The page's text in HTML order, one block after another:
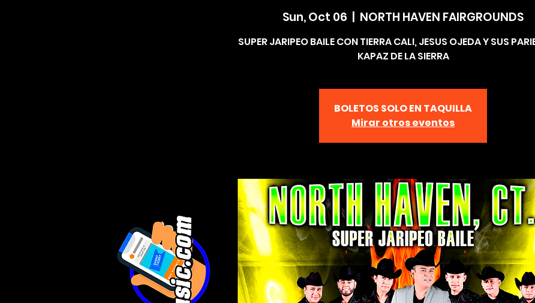
Sun, Oct 06 NORTH HAVEN FAIRGROUNDS
SUPER JARIPEO BAILE CON TIERRA CALI, JESUS OJEDA Y SUS
KAPAZ DE LA SIERRA
BOLETOS SOLO EN TAQUILLA
Mirar otros eventos